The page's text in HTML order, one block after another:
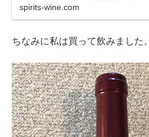
spirits-wine.com
ちなみに私は買って飲みました。